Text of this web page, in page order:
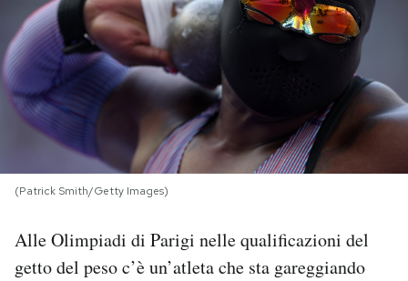
Sport
Mondiali calcio 2026
PODCAST
NEWSLETTER
SHOP
(Patrick Smith/Getty Images)
Alle Olimpiadi di Parigi nelle qualificazioni del
getto del peso c’è un’atleta che sta gareggiando